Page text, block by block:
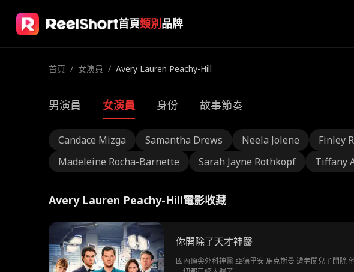
首頁類別 品牌
首頁 / 女演員 / Avery Lauren Peachy-Hill
男演員 女演員 身份 故事節奏
Candace Mizga Samantha Drews Neela Jolene Finley
Madeleine Rocha-Barnette
Sarah Jayne Rothkopf Tiffany
Avery Lauren Peachy-Hill電影收藏
你開除了天才神醫
國內頂尖外科神醫 亞德里安·馬克斯曼 遭老闆兒子開除